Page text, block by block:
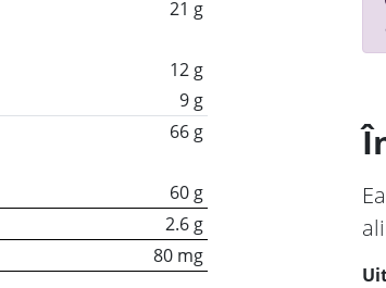
21 g
12 g
9 g
66 g
60 g
2.6 g
80 mg